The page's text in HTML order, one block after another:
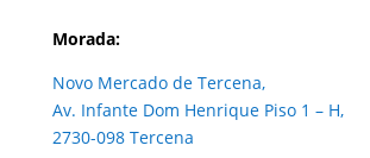
Morada:
Novo Mercado de Tercena,
Av. Infante Dom Henrique Piso 1 – H,
2730-098 Tercena